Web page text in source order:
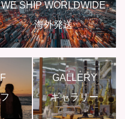
WE SHIP WORLDWIDE
海外発送
GALLERY
ギャラリー